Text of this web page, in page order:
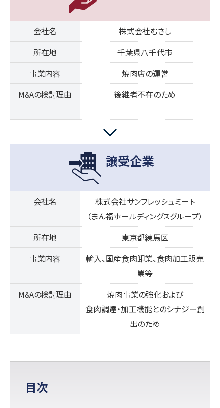
会社名
株式会社むさし
所在地
千葉県八千代市
事業内容
焼肉店の運営
M&Aの検討理由
後継者不在のため
譲受企業
会社名
株式会社サンフレッシュミート
（まん福ホールディングスグループ）
所在地
東京都練馬区
事業内容
輸入、国産食肉卸業、食肉加工販売
業等
M&Aの検討理由
焼肉事業の強化および
食肉調達・加工機能とのシナジー創
出のため
目次